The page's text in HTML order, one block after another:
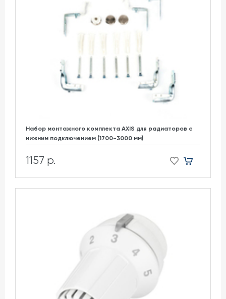
Набор монтажного комплекта AXIS для радиаторов с
нижним подключением (1700-3000 мм)
1157 р.